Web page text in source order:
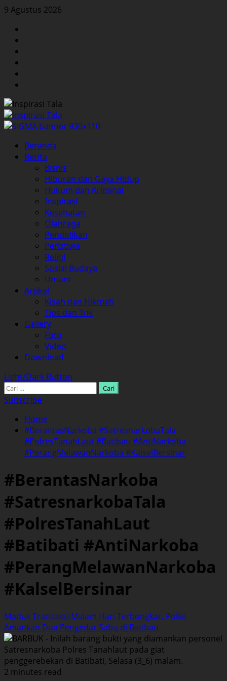
Skip
content
9 Agustus 2026
Primary
Menu
Beranda
Berita
Bisnis
Hiburan dan Gaya Hidup
Hukum dan Kriminal
Inspirasi
Kesehatan
Olahraga
Pendidikan
Peristiwa
Religi
Sosial Budaya
Umum
Artikel
Kisah dan Hikmah
Tips dan Trik
Gallery
Foto
Video
Download
Light/Dark Button
Cari
untuk:
Subscribe
Home
#BerantasNarkoba #SatresnarkobaTala
#PolresTanahLaut #Batibati #AntiNarkoba
#PerangMelawanNarkoba #KalselBersinar
#BerantasNarkoba
#SatresnarkobaTala
#PolresTanahLaut
#Batibati #AntiNarkoba
#PerangMelawanNarkoba
#KalselBersinar
Modus Transaksi Malam Hari Terbongkar, Polisi
Amankan Dua Pengedar Sabu di Batibati
2 minutes read